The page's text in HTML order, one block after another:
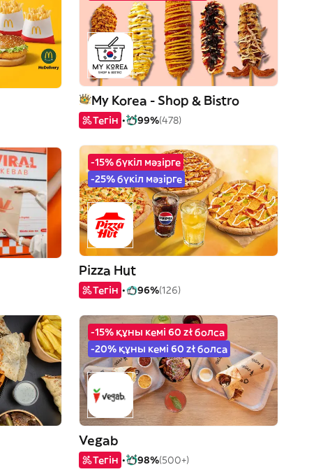
My Korea - Shop & Bistro
Тегін 99%(478)
-15% бүкіл мәзірге
-25% бүкіл мәзірге
Pizza Hut
Тегін 96%(126)
-15% құны кемі 60 zł болса
-20% құны кемі 60 zł болса
Vegab
Тегін 98%(500+)